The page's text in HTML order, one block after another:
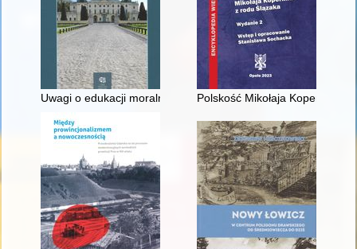
Uwagi o edukacji moralnej synów szlacheckich w XVI-
Polskość Mikołaja Kopernika z